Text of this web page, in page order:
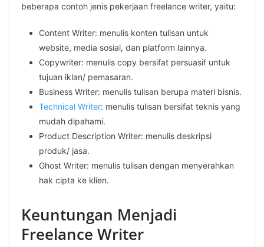
beberapa contoh jenis pekerjaan freelance writer, yaitu:
Content Writer: menulis konten tulisan untuk
website, media sosial, dan platform lainnya.
Copywriter: menulis copy bersifat persuasif untuk
tujuan iklan/ pemasaran.
Business Writer: menulis tulisan berupa materi bisnis.
Technical Writer: menulis tulisan bersifat teknis yang
mudah dipahami.
Product Description Writer: menulis deskripsi
produk/ jasa.
Ghost Writer: menulis tulisan dengan menyerahkan
hak cipta ke klien.
Keuntungan Menjadi
Freelance Writer